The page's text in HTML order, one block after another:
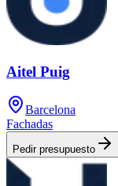
Aitel Puig
Barcelona
Fachadas
Pedir presupuesto